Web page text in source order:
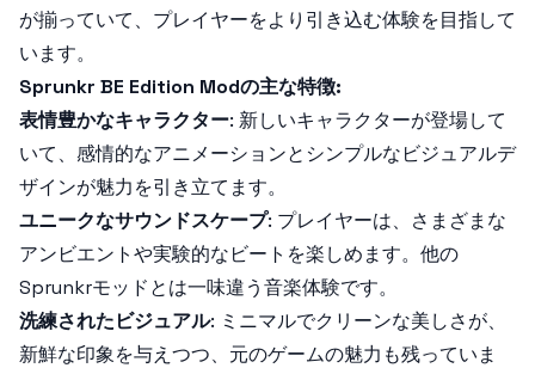
が揃っていて、プレイヤーをより引き込む体験を目指して
います。
Sprunkr BE Edition Modの主な特徴:
表情豊かなキャラクター: 新しいキャラクターが登場して
いて、感情的なアニメーションとシンプルなビジュアルデ
ザインが魅力を引き立てます。
ユニークなサウンドスケープ: プレイヤーは、さまざまな
アンビエントや実験的なビートを楽しめます。他の
Sprunkrモッドとは一味違う音楽体験です。
洗練されたビジュアル: ミニマルでクリーンな美しさが、
新鮮な印象を与えつつ、元のゲームの魅力も残っていま